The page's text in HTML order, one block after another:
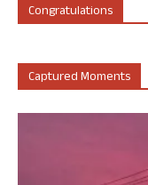
Congratulations
Captured Moments